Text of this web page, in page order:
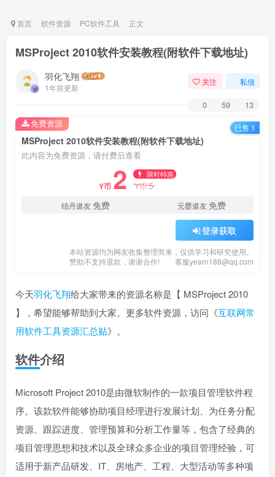
首页 软件资源 PC软件工具 正文
MSProject 2010软件安装教程(附软件下载地址)
羽化飞翔
1年前更新
关注 私信
0 59 13
MSProject 2010软件安装教程(附软件下载地址)
此内容为免费资源，请付费后查看
Y币 2 限时特惠
Y币5
结丹道友免费 元婴道友免费
登录获取
本站资源均为网友收集整理而来，仅供学习和研究使用。
赞助不支持退款，谢谢合作!
客服yearn186@qq.com
免费资源 已售 1
今天羽化飞翔给大家带来的资源名称是【 MSProject 2010
】，希望能够帮助到大家。更多软件资源，访问《互联网常
用软件工具资源汇总贴》。
软件介绍
Microsoft Project 2010是由微软制作的一款项目管理软件程
序。该款软件能够协助项目经理进行发展计划、为任务分配
资源、跟踪进度、管理预算和分析工作量等，包含了经典的
项目管理思想和技术以及全球众多企业的项目管理经验，可
适用于新产品研发、IT、房地产、工程、大型活动等多种项